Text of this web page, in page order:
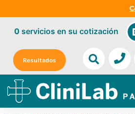
0servicios en su cotización
Resultados